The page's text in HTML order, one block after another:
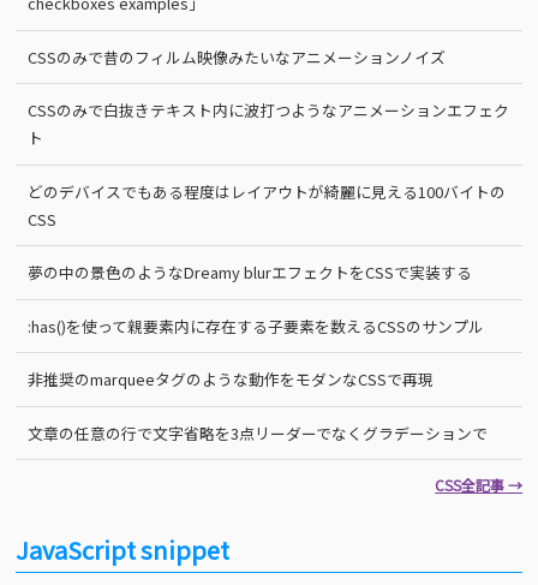
CSSのみで昔のフィルム映像みたいなアニメーションノイズ
CSSのみで白抜きテキスト内に波打つようなアニメーションエフェク
ト
どのデバイスでもある程度はレイアウトが綺麗に見える100バイトの
CSS
夢の中の景色のようなDreamy blurエフェクトをCSSで実装する
:has()を使って親要素内に存在する子要素を数えるCSSのサンプル
非推奨のmarqueeタグのような動作をモダンなCSSで再現
文章の任意の行で文字省略を3点リーダーでなくグラデーションで
CSS全記事 →
JavaScript snippet